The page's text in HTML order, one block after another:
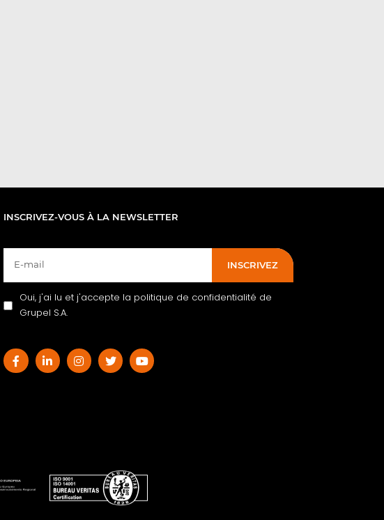
INSCRIVEZ-VOUS À LA NEWSLETTER
INSCRIVEZ
Oui, j'ai lu et j'accepte la politique de confidentialité de
Grupel S.A.